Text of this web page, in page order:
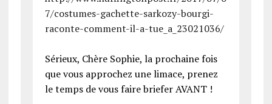
7/costumes-gachette-sarkozy-bourgi-
raconte-comment-il-a-tue_a_23021036/
Sérieux, Chère Sophie, la prochaine fois
que vous approchez une limace, prenez
le temps de vous faire briefer AVANT !